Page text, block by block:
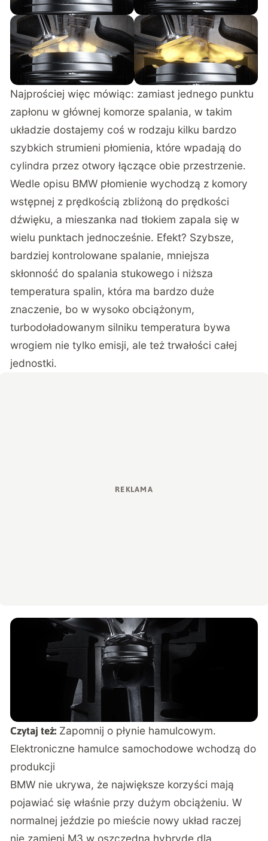
Najprościej więc mówiąc: zamiast jednego punktu
zapłonu w głównej komorze spalania, w takim
układzie dostajemy coś w rodzaju kilku bardzo
szybkich strumieni płomienia, które wpadają do
cylindra przez otwory łączące obie przestrzenie.
Wedle opisu BMW płomienie wychodzą z komory
wstępnej z prędkością zbliżoną do prędkości
dźwięku, a mieszanka nad tłokiem zapala się w
wielu punktach jednocześnie. Efekt? Szybsze,
bardziej kontrolowane spalanie, mniejsza
skłonność do spalania stukowego i niższa
temperatura spalin, która ma bardzo duże
znaczenie, bo w wysoko obciążonym,
turbodoładowanym silniku temperatura bywa
wrogiem nie tylko emisji, ale też trwałości całej
jednostki.
Czytaj też: Zapomnij o płynie hamulcowym.
Elektroniczne hamulce samochodowe wchodzą do
produkcji
BMW nie ukrywa, że największe korzyści mają
pojawiać się właśnie przy dużym obciążeniu. W
normalnej jeździe po mieście nowy układ raczej
nie zamieni M3 w oszczędną hybrydę dla